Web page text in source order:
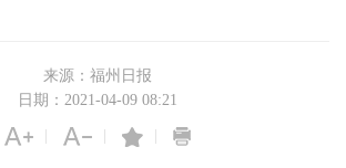
来源：福州日报
日期：2021-04-09 08:21